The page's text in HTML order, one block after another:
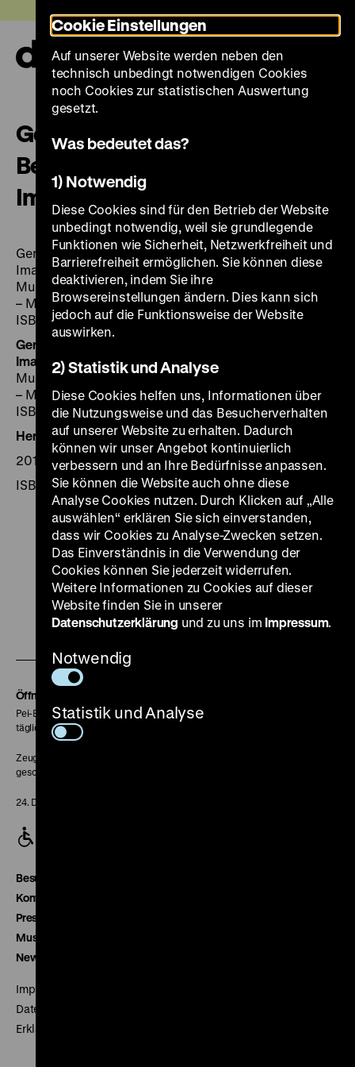
zum
Seiteninhalt
springen
German Historical Museum
Berlin: German History in
Images and Artefacts [English]
German Historical Museum Berlin: German History in
Images and Artefacts [English] / German Historical
Museum. Ed.: Leonore Koschnick. – 3rd, revised edition
– München u.a.: Prestel Verlag, 2014. – 199 S.:zahlr. Ill.,
ISBN 978-3-7913-5415-6
German Historical Museum Berlin: German History in
Images and Artefacts[English] / German Historical
Museum. Ed.: Leonore Koschnick. – 3rd, revised edition
– München u.a.: Prestel Verlag, 2014. – 199 S.:zahlr. Ill.,
ISBN 978-3-7913-5415-6
Herausgegeben von:Leonore Koschnick
2014, Prestel Verlag,
ISBN 978-3-7913-5415-6
Zu
unserer
Instagram
Seite
Zu
unserer
YouTube
Seite
Zu
unserer
Facebook
Zu
LinkedIn
Zu
Zu
Öffnungszeiten
Pei-Bau:
täglich 10-18 Uhr
Zeughaus:
geschlossen
24. Dezember geschlossen
Besucherservice
Kontakt
Presse
Museumsverein
Newsletter
Impressum
Datenschutz
Erklärung digitale Barrierefreiheit
Cookie Einstellungen
Auf unserer Website werden neben den
technisch unbedingt notwendigen Cookies
noch Cookies zur statistischen Auswertung
gesetzt.
Was bedeutet das?
1) Notwendig
Diese Cookies sind für den Betrieb der Website
unbedingt notwendig, weil sie grundlegende
Funktionen wie Sicherheit, Netzwerkfreiheit und
Barrierefreiheit ermöglichen. Sie können diese
deaktivieren, indem Sie ihre
Browsereinstellungen ändern. Dies kann sich
jedoch auf die Funktionsweise der Website
auswirken.
2) Statistik und Analyse
Diese Cookies helfen uns, Informationen über
die Nutzungsweise und das Besucherverhalten
auf unserer Website zu erhalten. Dadurch
können wir unser Angebot kontinuierlich
verbessern und an Ihre Bedürfnisse anpassen.
Sie können die Website auch ohne diese
Analyse Cookies nutzen. Durch Klicken auf „Alle
auswählen“ erklären Sie sich einverstanden,
dass wir Cookies zu Analyse-Zwecken setzen.
Das Einverständnis in die Verwendung der
Cookies können Sie jederzeit widerrufen.
Weitere Informationen zu Cookies auf dieser
Website finden Sie in unserer
Datenschutzerklärung und zu uns im Impressum.
Notwendig
Statistik und Analyse